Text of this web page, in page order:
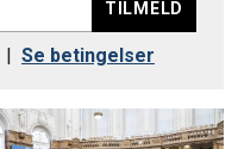
TILMELD
Se betingelser